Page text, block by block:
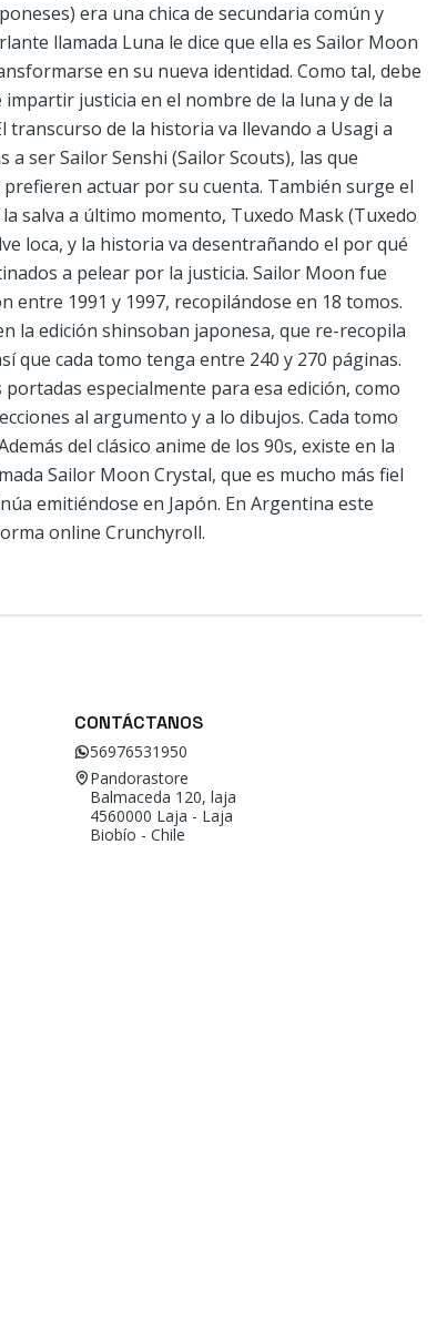
era una chica de secundaria común y
llamada Luna le dice que ella es Sailor Moon
en su nueva identidad. Como tal, debe
justicia en el nombre de la luna y de la
transcurso de la historia va llevando a Usagi a
a ser Sailor Senshi (Sailor Scouts), las que
actuar por su cuenta. También surge el
salva a último momento, Tuxedo Mask (Tuxedo
loca, y la historia va desentrañando el por qué
a pelear por la justicia. Sailor Moon fue
entre 1991 y 1997, recopilándose en 18 tomos.
la edición shinsoban japonesa, que re-recopila
que cada tomo tenga entre 240 y 270 páginas.
especialmente para esa edición, como
al argumento y a lo dibujos. Cada tomo
del clásico anime de los 90s, existe en la
Sailor Moon Crystal, que es mucho más fiel
emitiéndose en Japón. En Argentina este
online Crunchyroll.
CONTÁCTANOS
56976531950
Pandorastore
Balmaceda 120, laja
4560000 Laja - Laja
Biobío - Chile